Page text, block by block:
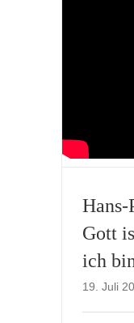
Hans-
Gott
ich
19. Juli